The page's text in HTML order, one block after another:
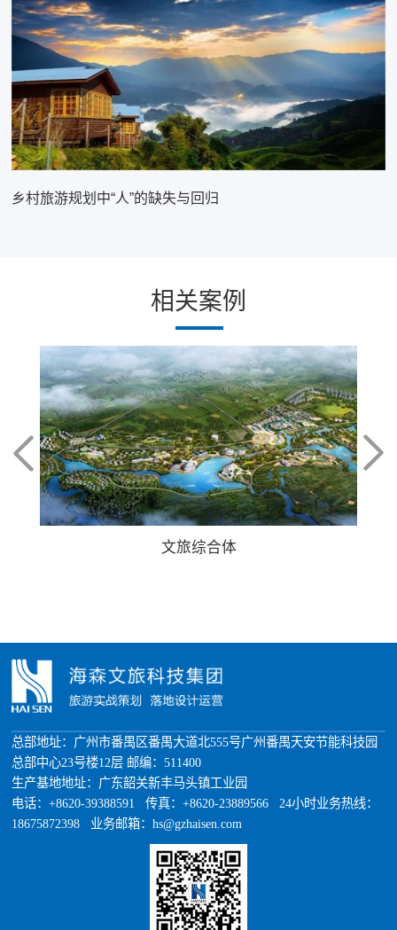
乡村旅游规划中“人”的缺失与回归
相关案例
文旅综合体
总部地址：广州市番禺区番禺大道北555号广州番禺天安节能科技园
总部中心23号楼12层 邮编：511400
生产基地地址：广东韶关新丰马头镇工业园
电话：+8620-39388591 传真：+8620-23889566 24小时业务热线：
18675872398 业务邮箱：hs@gzhaisen.com